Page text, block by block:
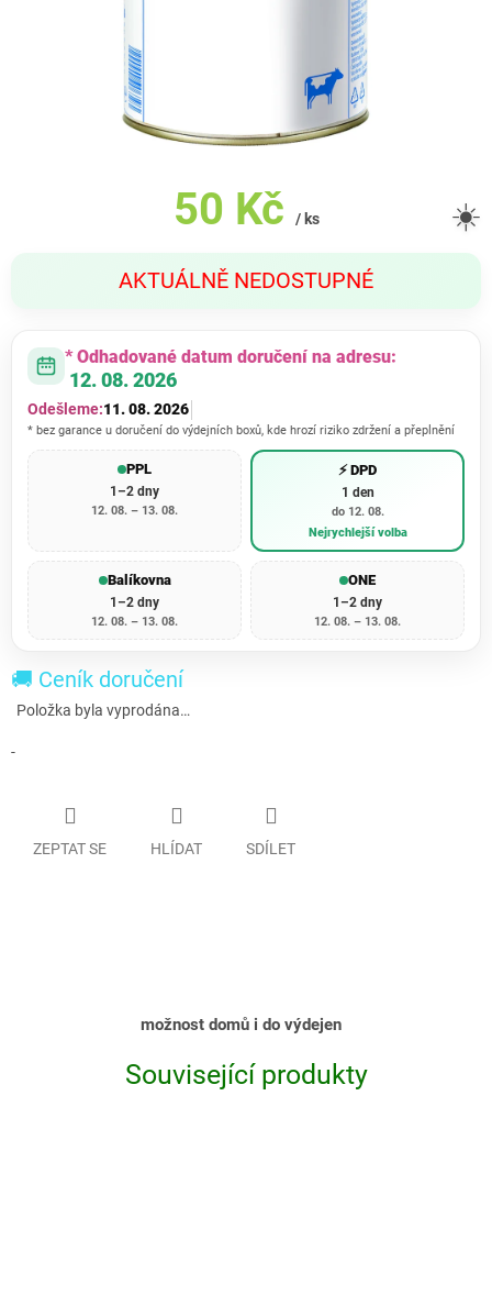
50 Kč / ks
cena:
AKTUÁLNĚ NEDOSTUPNÉ
☀️
* Odhadované datum doručení na adresu:
12. 08. 2026
Odešleme:11. 08. 2026
* bez garance u doručení do výdejních boxů, kde hrozí riziko zdržení a přeplnění
PPL
1–2 dny
12. 08. – 13. 08.
⚡ DPD
1 den
do 12. 08.
Nejrychlejší volba
Balíkovna
1–2 dny
12. 08. – 13. 08.
ONE
1–2 dny
12. 08. – 13. 08.
🚚 Ceník doručení
Položka byla vyprodána…
-
ZEPTAT SE HLÍDAT SDÍLET
možnost domů i do výdejen
Související produkty